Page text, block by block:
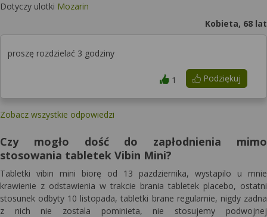
Dotyczy ulotki Mozarin
Kobieta, 68 lat
proszę rozdzielać 3 godziny
Podziękuj
1
Zobacz wszystkie odpowiedzi
Czy mogło dość do zapłodnienia mimo
stosowania tabletek Vibin Mini?
Tabletki vibin mini biorę od 13 pazdziernika, wystapilo u mnie
krawienie z odstawienia w trakcie brania tabletek placebo, ostatni
stosunek odbyty 10 listopada, tabletki brane regularnie, nigdy zadna
z nich nie zostala pominieta, nie stosujemy podwojnej